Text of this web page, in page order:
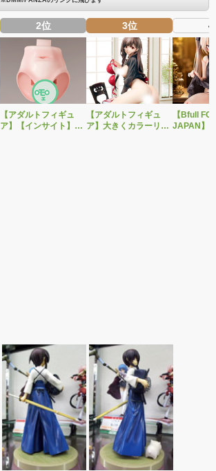
2位
【アダルトフィギュ
ア】【インサイト】ベ
3位
【アダルトフィギュ
ア】大きくカラーリン
4
【Bfull
JAPAN】